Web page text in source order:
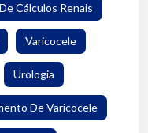
Cálculos Renais
Varicocele
Urologia
De Varicocele